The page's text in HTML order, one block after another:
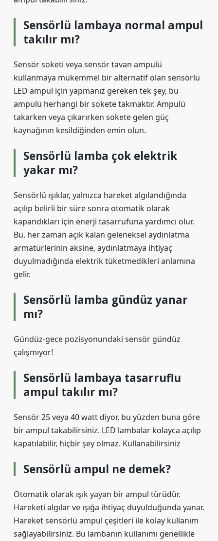
Sensörlü lambaya normal ampul
takılır mı?
Sensör soketi veya sensör tavan ampulü
kullanmaya mükemmel bir alternatif olan sensörlü
LED ampul için yapmanız gereken tek şey, bu
ampulü herhangi bir sokete takmaktır. Ampulü
takarken veya çıkarırken sokete gelen güç
kaynağının kesildiğinden emin olun.
Sensörlü lamba çok elektrik
yakar mı?
Sensörlü ışıklar, yalnızca hareket algılandığında
açılıp belirli bir süre sonra otomatik olarak
kapandıkları için enerji tasarrufuna yardımcı olur.
Bu, her zaman açık kalan geleneksel aydınlatma
armatürlerinin aksine, aydınlatmaya ihtiyaç
duyulmadığında elektrik tüketmedikleri anlamına
gelir.
Sensörlü lamba gündüz yanar
mı?
Gündüz-gece pozisyonundaki sensör gündüz
çalışmıyor!
Sensörlü lambaya tasarruflu
ampul takılır mı?
Sensör 25 veya 40 watt diyor, bu yüzden buna göre
bir ampul takabilirsiniz. LED lambalar kolayca açılıp
kapatılabilir, hiçbir şey olmaz. Kullanabilirsiniz
Sensörlü ampul ne demek?
Otomatik olarak ışık yayan bir ampul türüdür.
Hareketi algılar ve ışığa ihtiyaç duyulduğunda yanar.
Hareket sensörlü ampul çeşitleri ile kolay kullanım
sağlayabilirsiniz. Bu lambanın kullanımı genellikle